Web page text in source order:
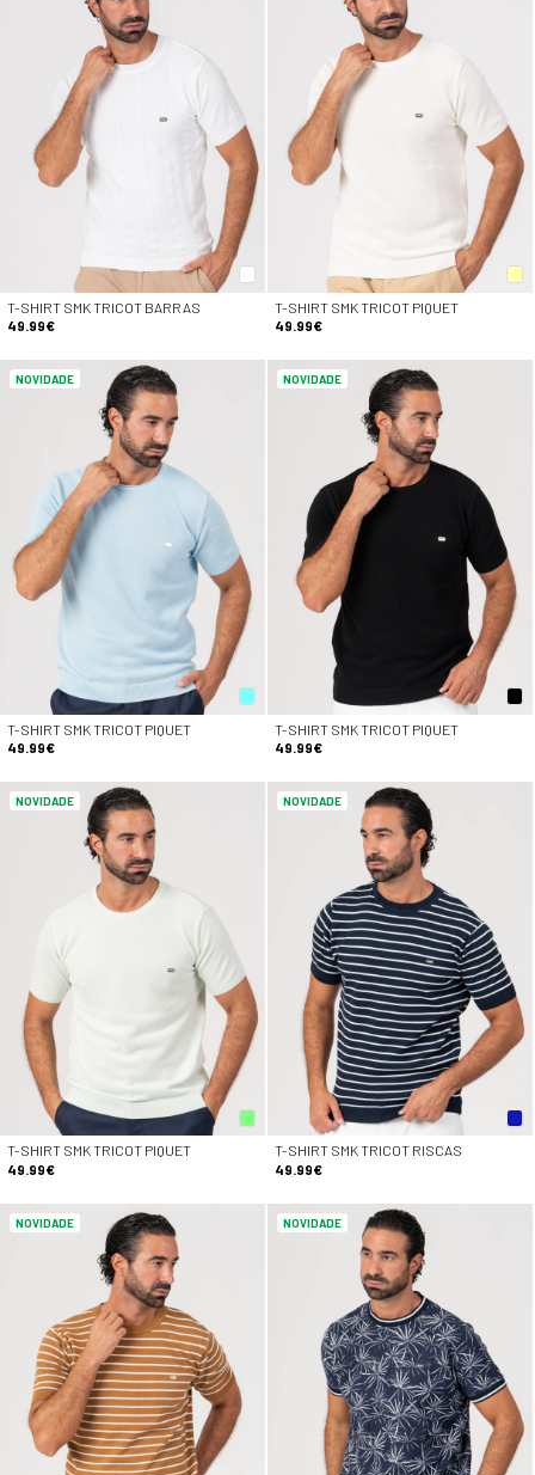
T-SHIRT SMK TRICOT BARRAS
49.99€
T-SHIRT SMK TRICOT PIQUET
49.99€
NOVIDADE
T-SHIRT SMK TRICOT PIQUET
49.99€
NOVIDADE
T-SHIRT SMK TRICOT PIQUET
49.99€
NOVIDADE
T-SHIRT SMK TRICOT PIQUET
49.99€
NOVIDADE
T-SHIRT SMK TRICOT RISCAS
49.99€
NOVIDADE NOVIDADE